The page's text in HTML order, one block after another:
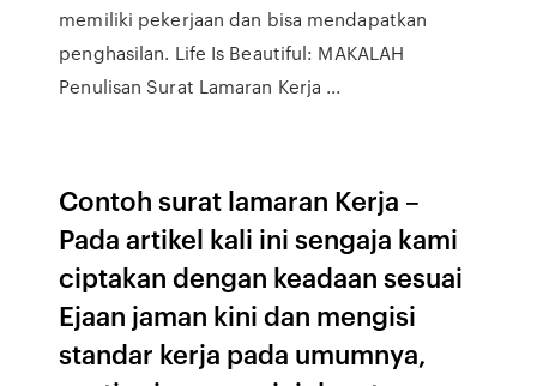
memiliki pekerjaan dan bisa mendapatkan
penghasilan. Life Is Beautiful: MAKALAH
Penulisan Surat Lamaran Kerja ...
Contoh surat lamaran Kerja –
Pada artikel kali ini sengaja kami
ciptakan dengan keadaan sesuai
Ejaan jaman kini dan mengisi
standar kerja pada umumnya,